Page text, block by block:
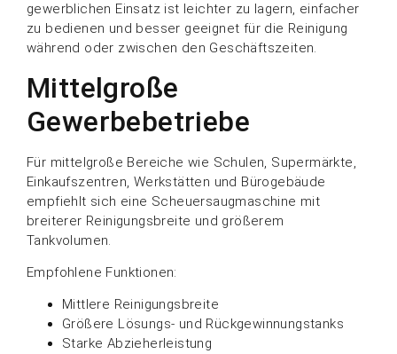
gewerblichen Einsatz ist leichter zu lagern, einfacher
zu bedienen und besser geeignet für die Reinigung
während oder zwischen den Geschäftszeiten.
Mittelgroße
Gewerbebetriebe
Für mittelgroße Bereiche wie Schulen, Supermärkte,
Einkaufszentren, Werkstätten und Bürogebäude
empfiehlt sich eine Scheuersaugmaschine mit
breiterer Reinigungsbreite und größerem
Tankvolumen.
Empfohlene Funktionen:
Mittlere Reinigungsbreite
Größere Lösungs- und Rückgewinnungstanks
Starke Abzieherleistung